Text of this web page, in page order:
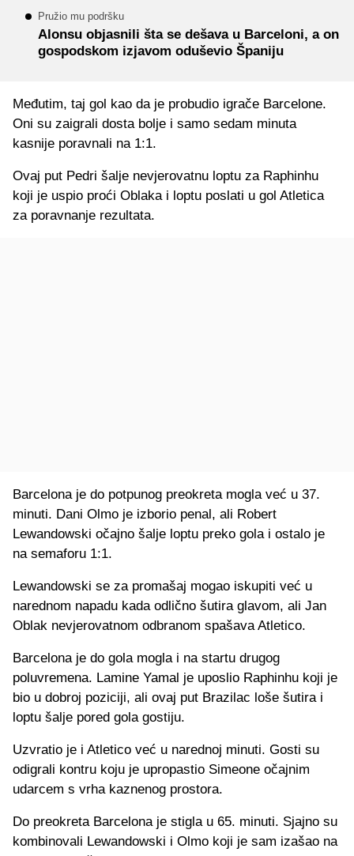
Pružio mu podršku
Alonsu objasnili šta se dešava u Barceloni, a on
gospodskom izjavom oduševio Španiju
Međutim, taj gol kao da je probudio igrače Barcelone.
Oni su zaigrali dosta bolje i samo sedam minuta
kasnije poravnali na 1:1.
Ovaj put Pedri šalje nevjerovatnu loptu za Raphinhu
koji je uspio proći Oblaka i loptu poslati u gol Atletica
za poravnanje rezultata.
Barcelona je do potpunog preokreta mogla već u 37.
minuti. Dani Olmo je izborio penal, ali Robert
Lewandowski očajno šalje loptu preko gola i ostalo je
na semaforu 1:1.
Lewandowski se za promašaj mogao iskupiti već u
narednom napadu kada odlično šutira glavom, ali Jan
Oblak nevjerovatnom odbranom spašava Atletico.
Barcelona je do gola mogla i na startu drugog
poluvremena. Lamine Yamal je uposlio Raphinhu koji je
bio u dobroj poziciji, ali ovaj put Brazilac loše šutira i
loptu šalje pored gola gostiju.
Uzvratio je i Atletico već u narednoj minuti. Gosti su
odigrali kontru koju je upropastio Simeone očajnim
udarcem s vrha kaznenog prostora.
Do preokreta Barcelona je stigla u 65. minuti. Sjajno su
kombinovali Lewandowski i Olmo koji je sam izašao na